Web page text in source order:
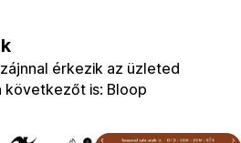
érkezik az üzleted
is: Bloop